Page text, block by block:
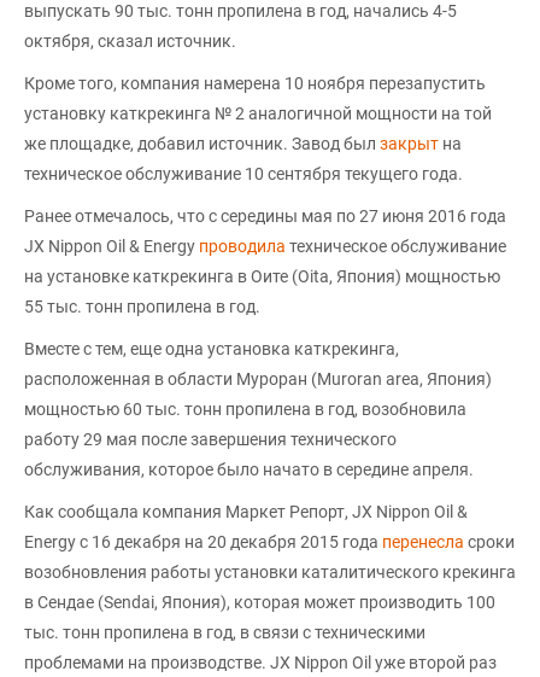
выпускать 90 тыс. тонн пропилена в год, начались 4-5
октября, сказал источник.
Кроме того, компания намерена 10 ноября перезапустить
установку каткрекинга № 2 аналогичной мощности на той
же площадке, добавил источник. Завод был закрыт на
техническое обслуживание 10 сентября текущего года.
Ранее отмечалось, что с середины мая по 27 июня 2016 года
JX Nippon Oil & Energy проводила техническое обслуживание
на установке каткрекинга в Оите (Oita, Япония) мощностью
55 тыс. тонн пропилена в год.
Вместе с тем, еще одна установка каткрекинга,
расположенная в области Муроран (Muroran area, Япония)
мощностью 60 тыс. тонн пропилена в год, возобновила
работу 29 мая после завершения технического
обслуживания, которое было начато в середине апреля.
Как сообщала компания Маркет Репорт, JX Nippon Oil &
Energy с 16 декабря на 20 декабря 2015 года перенесла сроки
возобновления работы установки каталитического крекинга
в Сендае (Sendai, Япония), которая может производить 100
тыс. тонн пропилена в год, в связи с техническими
проблемами на производстве. JX Nippon Oil уже второй раз